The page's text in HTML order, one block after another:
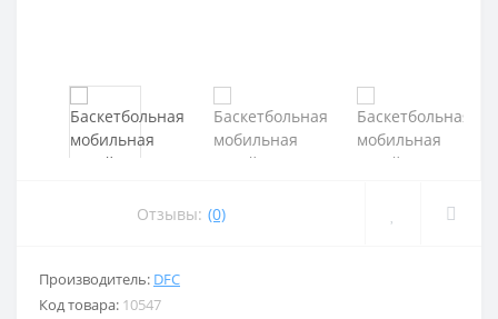
Отзывы: (0)
Производитель: DFC
Код товара: 10547